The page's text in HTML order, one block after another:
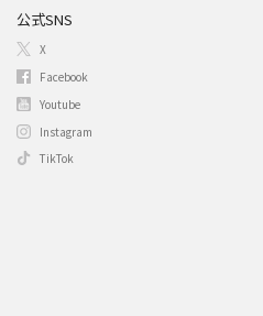
公式SNS
X
Facebook
Youtube
Instagram
TikTok